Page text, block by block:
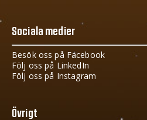
Sociala medier
Besök oss på Facebook
Följ oss på LinkedIn
Följ oss på Instagram
Övrigt